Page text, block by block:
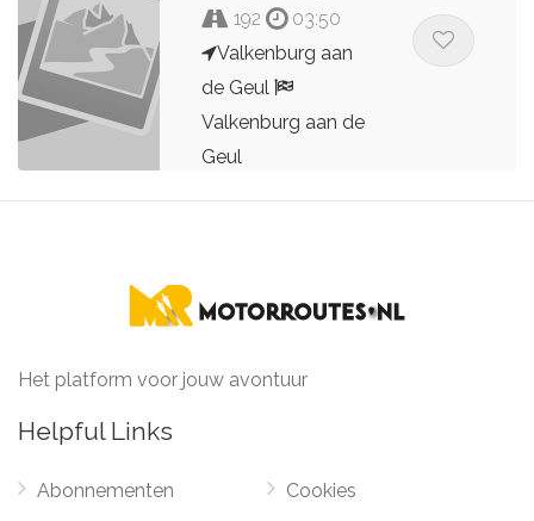
192
03:50
Valkenburg aan
de Geul
Valkenburg aan de
Geul
Het platform voor jouw avontuur
Helpful Links
Abonnementen
Cookies